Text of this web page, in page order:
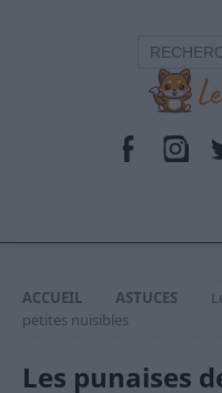
ACCUEIL ASTUCES
petites nuisibles
Les punaises